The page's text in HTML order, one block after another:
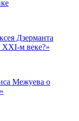
Дзерманта
XXI-м веке?»
Межуева о